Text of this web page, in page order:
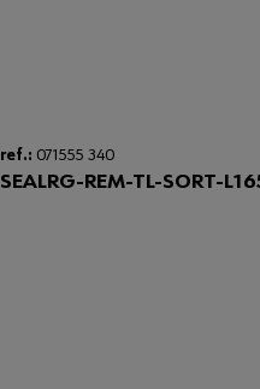
ref.: 071555 340
SEALRG-REM-TL-SORT-